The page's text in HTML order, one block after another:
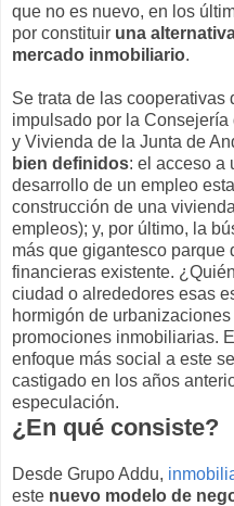
que no es nuevo, en los
por constituir una
mercado inmobiliario.
Se trata de las cooperativas
impulsado por la Consejería
y Vivienda de la Junta de
bien definidos: el acceso a
desarrollo de un empleo
construcción de una
empleos); y, por último, la
más que gigantesco
financieras existente.
ciudad o alrededores esas
hormigón de urbanizaciones
promociones inmobiliarias.
enfoque más social a este
castigado en los años
especulación.
¿En qué consiste?
Desde Grupo Addu,
este nuevo modelo de